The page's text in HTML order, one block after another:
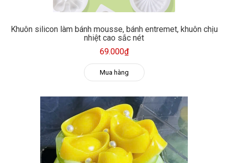
Khuôn silicon làm bánh mousse, bánh entremet, khuôn chịu
nhiệt cao sắc nét
69.000₫
Mua hàng